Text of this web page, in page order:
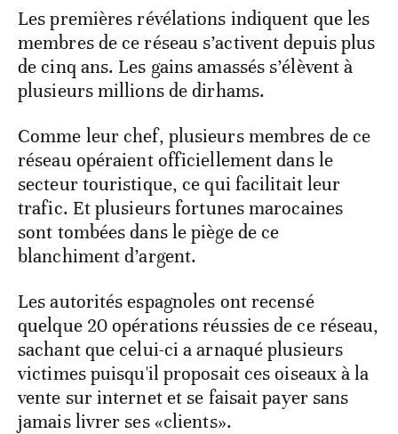
Les premières révélations indiquent que les
membres de ce réseau s’activent depuis plus
de cinq ans. Les gains amassés s’élèvent à
plusieurs millions de dirhams.
Comme leur chef, plusieurs membres de ce
réseau opéraient officiellement dans le
secteur touristique, ce qui facilitait leur
trafic. Et plusieurs fortunes marocaines
sont tombées dans le piège de ce
blanchiment d’argent.
Les autorités espagnoles ont recensé
quelque 20 opérations réussies de ce réseau,
sachant que celui-ci a arnaqué plusieurs
victimes puisqu'il proposait ces oiseaux à la
vente sur internet et se faisait payer sans
jamais livrer ses «clients».